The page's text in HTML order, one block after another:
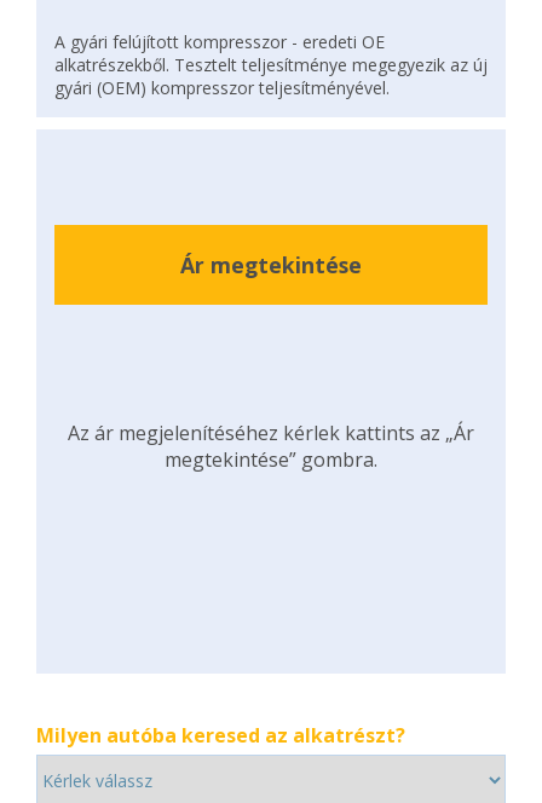
A gyári felújított kompresszor - eredeti OE
alkatrészekből. Tesztelt teljesítménye megegyezik az új
gyári (OEM) kompresszor teljesítményével.
Ár megtekintése
Az ár megjelenítéséhez kérlek kattints az „Ár
megtekintése” gombra.
Milyen autóba keresed az alkatrészt?